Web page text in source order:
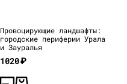
Провоцирующие ландшафты:
городские периферии Урала
и Зауралья
1020₽